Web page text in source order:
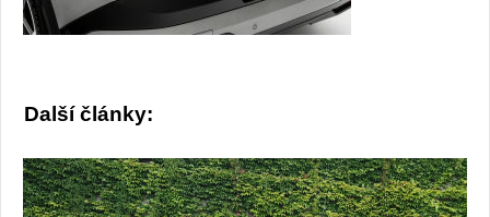
Další články: